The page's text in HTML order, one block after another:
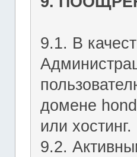
9.1. В
домене
или хостинг.
9.2.